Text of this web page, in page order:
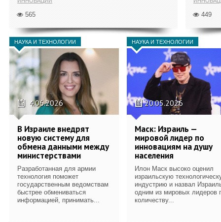
565 449
НАУКА И ТЕХНОЛОГИИ
4.06.2026
В Израиле внедрят
новую систему для
обмена данными между
министерствами
Разработанная для армии
технология поможет
государственным ведомствам
быстрее обмениваться
информацией, принимать...
НАУКА И ТЕХНОЛОГИИ
20.05.2026
Маск: Израиль —
мировой лидер по
инновациям на душу
населения
Илон Маск высоко оценил
израильскую
индустрию и назвал
одним из мировых лидеров
количеству...